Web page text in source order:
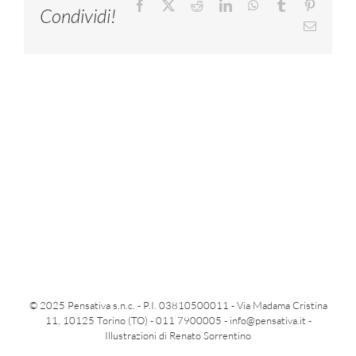
Condividi! Facebook RedditLinkedInWhatsApp
Tumblr
Email
© 2025 Pensativa s.n.c. - P.I. 03810500011 - Via Madama Cristina
11, 10125 Torino (TO) - 011 7900005 - info@pensativa.it -
Illustrazioni di Renato Sorrentino